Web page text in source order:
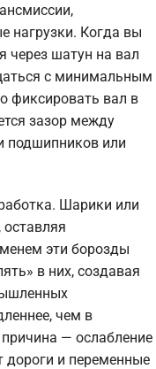
нагрузки. Когда вы
через шатун на вал
с минимальным
фиксировать вал в
зазор между
подшипников или
Шарики или
эти борозды
в них, создавая
чем в
— ослабление
дороги и переменные